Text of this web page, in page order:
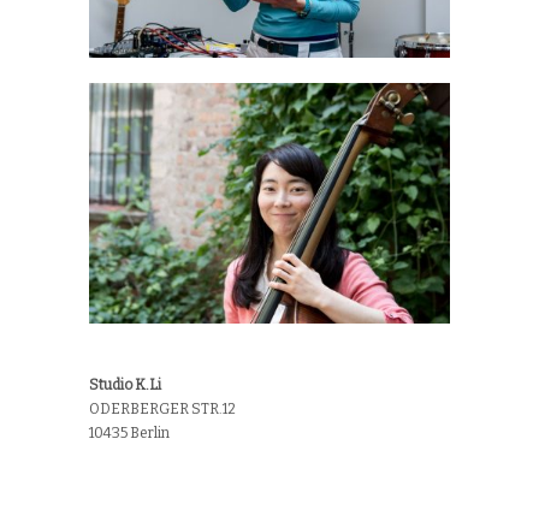
Studio K.Li
ODERBERGER STR.12
10435 Berlin